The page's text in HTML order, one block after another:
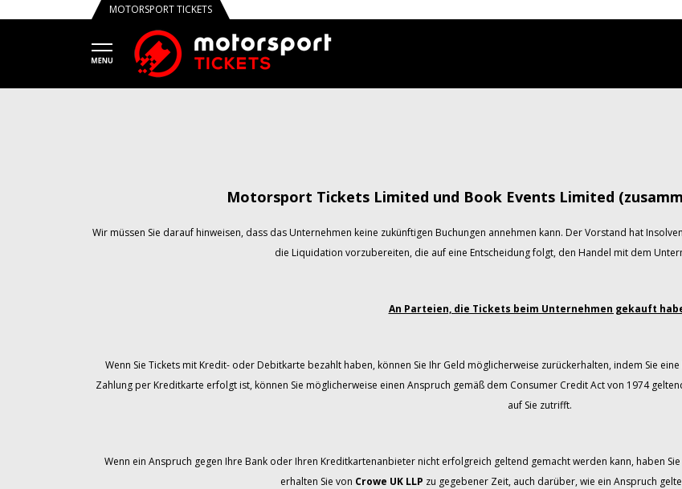
MOTORSPORT TICKETS
Motorsport Tickets Limited und Book Events Limited
Wir müssen Sie darauf hinweisen, dass das Unternehmen keine zukünftigen Buchungen annehmen kann. Der Vorstand hat
die Liquidation vorzubereiten, die auf eine Entscheidung folgt, den Handel mit dem
An Parteien, die Tickets beim Unternehmen gekauft
Wenn Sie Tickets mit Kredit- oder Debitkarte bezahlt haben, können Sie Ihr Geld möglicherweise zurückerhalten, indem Sie
Zahlung per Kreditkarte erfolgt ist, können Sie möglicherweise einen Anspruch gemäß dem Consumer Credit Act von 1974
auf Sie zutrifft.
Wenn ein Anspruch gegen Ihre Bank oder Ihren Kreditkartenanbieter nicht erfolgreich geltend gemacht werden kann, haben
erhalten Sie von Crowe UK LLP zu gegebener Zeit, auch darüber, wie ein Anspruch